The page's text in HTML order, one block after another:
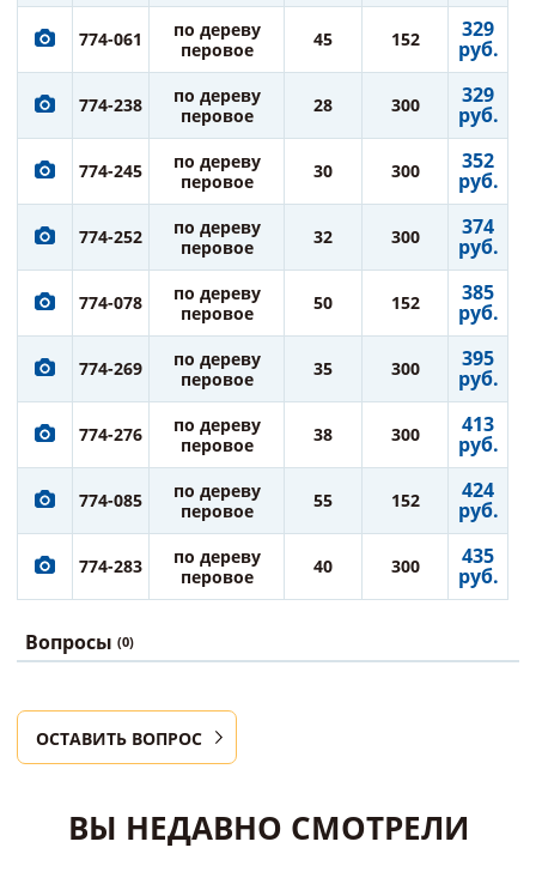
774-061
по дереву
перовое
45 152 329
руб.
774-238
по дереву
перовое
28 300 329
руб.
774-245
по дереву
перовое
30 300 352
руб.
774-252
по дереву
перовое
32 300 374
руб.
774-078
по дереву
перовое
50 152 385
руб.
774-269
по дереву
перовое
35 300 395
руб.
774-276
по дереву
перовое
38 300 413
руб.
774-085
по дереву
перовое
55 152 424
руб.
774-283
по дереву
перовое
40 300 435
руб.
Вопросы (0)
ОСТАВИТЬ ВОПРОС
ВЫ НЕДАВНО СМОТРЕЛИ